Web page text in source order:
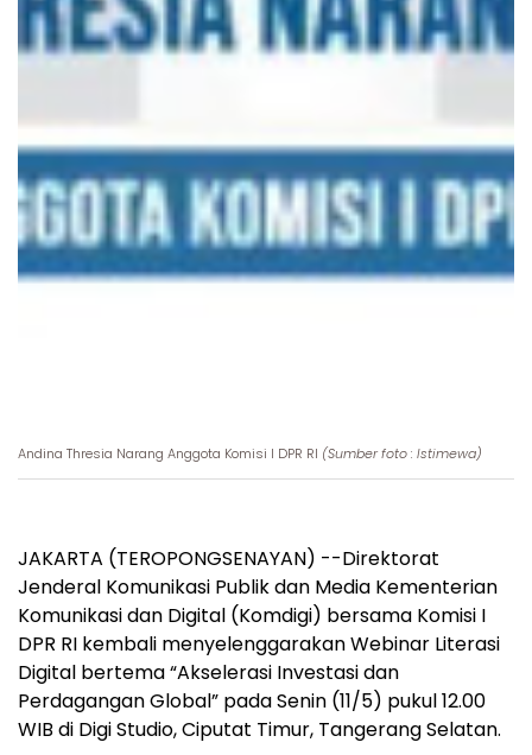
Andina Thresia Narang Anggota Komisi I DPR RI (Sumber foto : Istimewa)
JAKARTA (TEROPONGSENAYAN) --Direktorat
Jenderal Komunikasi Publik dan Media Kementerian
Komunikasi dan Digital (Komdigi) bersama Komisi I
DPR RI kembali menyelenggarakan Webinar Literasi
Digital bertema “Akselerasi Investasi dan
Perdagangan Global” pada Senin (11/5) pukul 12.00
WIB di Digi Studio, Ciputat Timur, Tangerang Selatan.